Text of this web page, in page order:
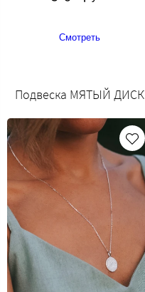
Смотреть
Подвеска МЯТЫЙ ДИСК